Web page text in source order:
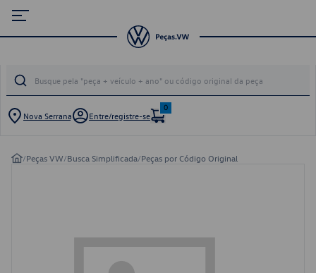
Nova Serrana Entre/registre-se
0
/Peças VW/Busca Simplificada/Peças por Código Original